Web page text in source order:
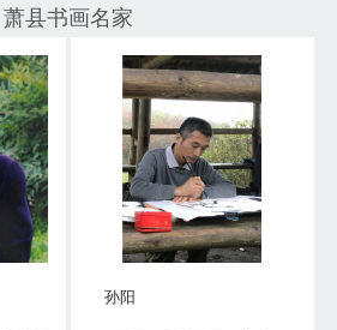
萧县书画名家
孙阳